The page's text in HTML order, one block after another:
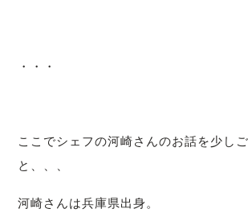
・・・
ここでシェフの河崎さんのお話を少し
と、、、
河崎さんは兵庫県出身。